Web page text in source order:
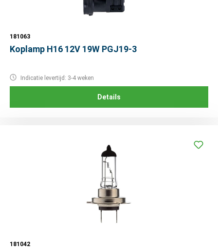
181063
Koplamp H16 12V 19W PGJ19-3
Indicatie levertijd: 3-4 weken
Details
181042